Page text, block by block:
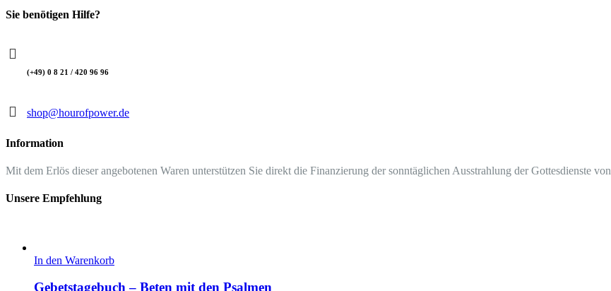
Sie benötigen Hilfe?
(+49) 0 8 21 / 420 96 96
shop@hourofpower.de
Information
Mit dem Erlös dieser angebotenen Waren unterstützen Sie direkt die Finanzierung der sonntäglichen Ausstrahlung der Gottesdienste von
Unsere Empfehlung
In den Warenkorb
Gebetstagebuch – Beten mit den Psalmen